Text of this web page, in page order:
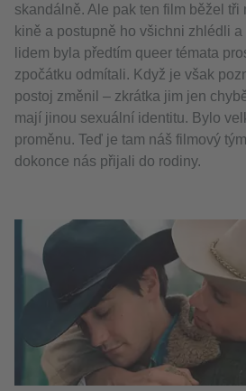
skandálně. Ale pak ten film běžel tři
kině a postupně ho všichni zhlédli
lidem byla předtím queer témata
zpočátku odmítali. Když je však
postoj změnil – zkrátka jim jen
mají jinou sexuální identitu. Bylo
proměnu. Teď je tam náš filmový
dokonce nás přijali do rodiny.